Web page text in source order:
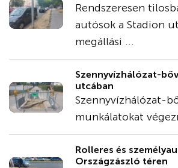
Rendszeresen
autósok a Stadion
megállási ...
Szennyvízhálózat-
utcában
Szennyvízhálózat-
munkálatokat
Rolleres és
Országzászló téren